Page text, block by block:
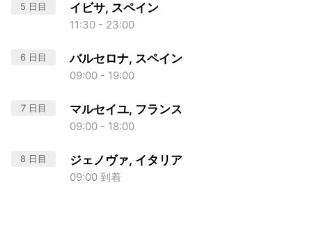
5 日目 イビサ, スペイン
11:30 - 23:00
6 日目 バルセロナ, スペイン
09:00 - 19:00
7 日目 マルセイユ, フランス
09:00 - 18:00
8 日目 ジェノヴァ, イタリア
09:00 到着